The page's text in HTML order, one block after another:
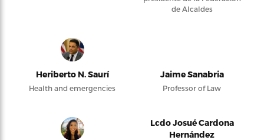
de Alcaldes
Heriberto N. Saurí
Health and emergencies
Jaime Sanabria
Professor of Law
Lcdo Josué Cardona
Hernández